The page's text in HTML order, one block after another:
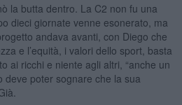
la butta dentro. La C2 non fu una
dieci giornate venne esonerato, ma
andava avanti, con Diego che
e l’equità, i valori dello sport, basta
ai ricchi e niente agli altri, “anche un
deve poter sognare che la sua